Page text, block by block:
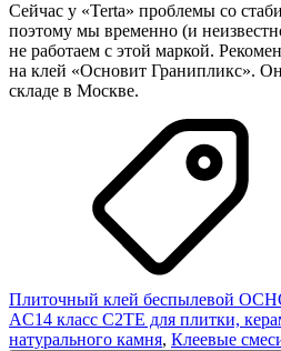
Сейчас у «Terta» проблемы со
поэтому мы временно (и
не работаем с этой маркой.
на клей «Основит Гранипликс».
складе в Москве.
Плиточный клей беспылевой
AC14 класс С2ТЕ для плитки,
натурального камня, Клеевые